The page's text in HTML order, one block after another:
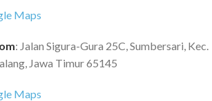
Maps
: Jalan Sigura-Gura 25C, Sumbersari, Kec.
Jawa Timur 65145
Maps